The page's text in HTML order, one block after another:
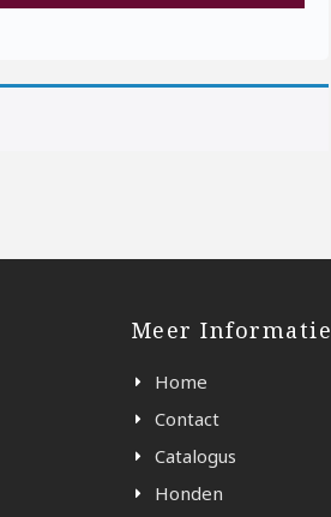
Meer Informatie
Home
Contact
Catalogus
Honden